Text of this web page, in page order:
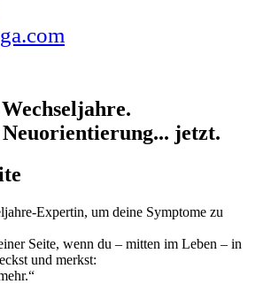
jetzt.
Expertin, um deine Symptome zu
Seite, wenn du – mitten im Leben – in
und merkst: